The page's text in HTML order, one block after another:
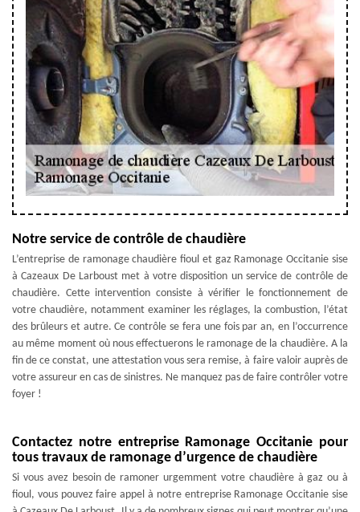
Notre service de contrôle de chaudière
L’entreprise de ramonage chaudière fioul et gaz Ramonage Occitanie sise
à Cazeaux De Larboust met à votre disposition un service de contrôle de
chaudière. Cette intervention consiste à vérifier le fonctionnement de
votre chaudière, notamment examiner les réglages, la combustion, l’état
des brûleurs et autre. Ce contrôle se fera une fois par an, en l’occurrence
au même moment où nous effectuerons le ramonage de la chaudière. A la
fin de ce constat, une attestation vous sera remise, à faire valoir auprès de
votre assureur en cas de sinistres. Ne manquez pas de faire contrôler votre
foyer !
Contactez notre entreprise Ramonage Occitanie pour
tous travaux de ramonage d’urgence de chaudière
Si vous avez besoin de ramoner urgemment votre chaudière à gaz ou à
fioul, vous pouvez faire appel à notre entreprise Ramonage Occitanie sise